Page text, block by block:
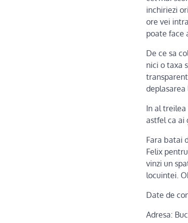
inchiriezi
ore vei
poate face
De ce sa
nici o taxa
In al
astfel ca ai
Fara batai
Felix
vinzi un
locuintei.
Date de
Adresa: